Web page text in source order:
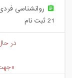
assignment روانشناسی
21 ثبت نام
در